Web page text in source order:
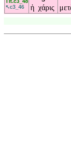
↖c3_46
ἡ χάρις